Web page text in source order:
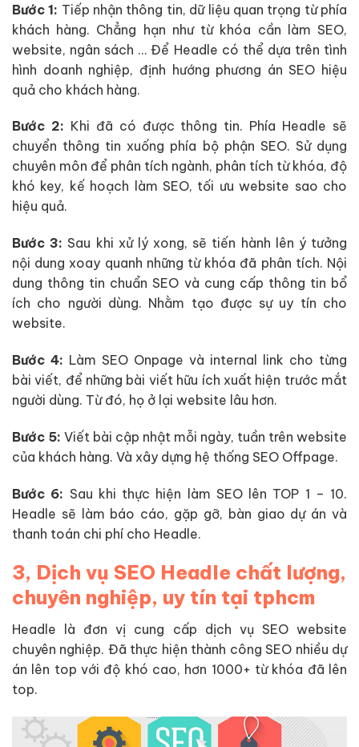
Bước 1: Tiếp nhận thông tin, dữ liệu quan trọng từ phía
khách hàng. Chẳng hạn như từ khóa cần làm SEO,
website, ngân sách … Để Headle có thể dựa trên tình
hình doanh nghiệp, định hướng phương án SEO hiệu
quả cho khách hàng.
Bước 2: Khi đã có được thông tin. Phía Headle sẽ
chuyển thông tin xuống phía bộ phận SEO. Sử dụng
chuyên môn để phân tích ngành, phân tích từ khóa, độ
khó key, kế hoạch làm SEO, tối ưu website sao cho
hiệu quả.
Bước 3: Sau khi xử lý xong, sẽ tiến hành lên ý tưởng
nội dung xoay quanh những từ khóa đã phân tích. Nội
dung thông tin chuẩn SEO và cung cấp thông tin bổ
ích cho người dùng. Nhằm tạo được sự uy tín cho
website.
Bước 4: Làm SEO Onpage và internal link cho từng
bài viết, để những bài viết hữu ích xuất hiện trước mắt
người dùng. Từ đó, họ ở lại website lâu hơn.
Bước 5: Viết bài cập nhật mỗi ngày, tuần trên website
của khách hàng. Và xây dựng hệ thống SEO Offpage.
Bước 6: Sau khi thực hiện làm SEO lên TOP 1 – 10.
Headle sẽ làm báo cáo, gặp gỡ, bàn giao dự án và
thanh toán chi phí cho Headle.
3, Dịch vụ SEO Headle chất lượng,
chuyên nghiệp, uy tín tại tphcm
Headle là đơn vị cung cấp dịch vụ SEO website
chuyên nghiệp. Đã thực hiện thành công SEO nhiều dự
án lên top với độ khó cao, hơn 1000+ từ khóa đã lên
top.